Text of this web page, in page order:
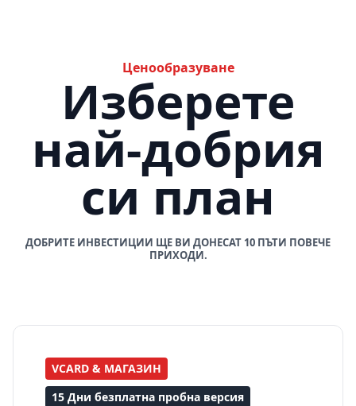
Ценообразуване
Изберете
най-добрия
си план
ДОБРИТЕ ИНВЕСТИЦИИ ЩЕ ВИ ДОНЕСАТ 10 ПЪТИ ПОВЕЧЕ
ПРИХОДИ.
VCARD & МАГАЗИН
15 Дни безплатна пробна версия